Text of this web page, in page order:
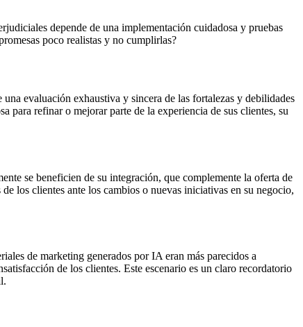
depende de una implementación cuidadosa y pruebas
poco realistas y no cumplirlas?
evaluación exhaustiva y sincera de las fortalezas y debilidades
para refinar o mejorar parte de la experiencia de sus clientes, su
se beneficien de su integración, que complemente la oferta de
los clientes ante los cambios o nuevas iniciativas en su negocio,
de marketing generados por IA eran más parecidos a
de los clientes. Este escenario es un claro recordatorio